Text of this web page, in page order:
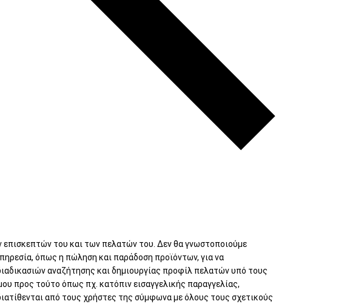
του και των πελατών του. Δεν θα γνωστοποιούμε
όπως η πώληση και παράδοση προϊόντων, για να
αναζήτησης και δημιουργίας προφίλ πελατών υπό τους
προς τούτο όπως πχ. κατόπιν εισαγγελικής παραγγελίας,
από τους χρήστες της σύμφωνα με όλους τους σχετικούς